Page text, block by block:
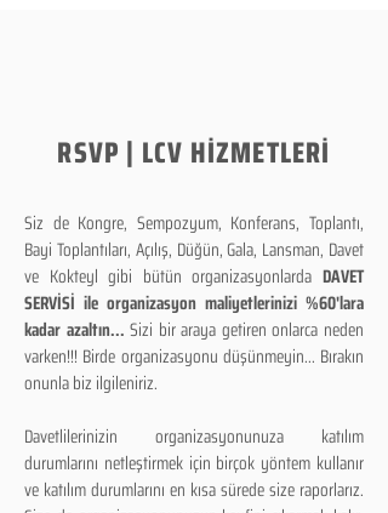
RSVP | LCV HİZMETLERİ
Siz de Kongre, Sempozyum, Konferans, Toplantı,
Bayi Toplantıları, Açılış, Düğün, Gala, Lansman, Davet
ve Kokteyl gibi bütün organizasyonlarda DAVET
SERVİSİ ile organizasyon maliyetlerinizi %60'lara
kadar azaltın...Sizi bir araya getiren onlarca neden
varken!!! Birde organizasyonu düşünmeyin... Bırakın
onunla biz ilgileniriz.
Davetlilerinizin organizasyonunuza katılım
durumlarını netleştirmek için birçok yöntem kullanır
ve katılım durumlarını en kısa sürede size raporlarız.